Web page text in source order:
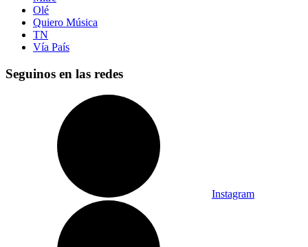
Olé
Quiero Música
TN
Vía País
Seguinos en las redes
Instagram